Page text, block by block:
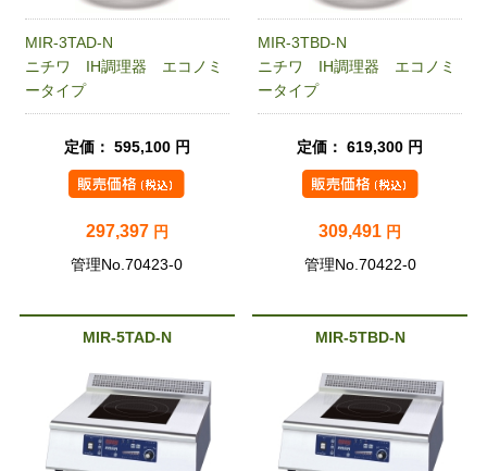
MIR-3TAD-N
ニチワ IH調理器 エコノミ
ータイプ
定価： 595,100 円
297,397 円
管理No.70423-0
MIR-3TBD-N
ニチワ IH調理器 エコノミ
ータイプ
定価： 619,300 円
309,491 円
管理No.70422-0
MIR-5TAD-N MIR-5TBD-N